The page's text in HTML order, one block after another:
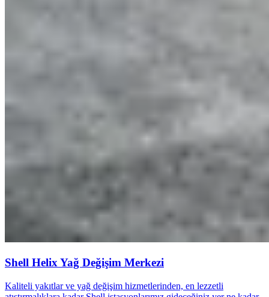
Shell Helix Yağ Değişim Merkezi
Kaliteli yakıtlar ve yağ değişim hizmetlerinden, en lezzetli